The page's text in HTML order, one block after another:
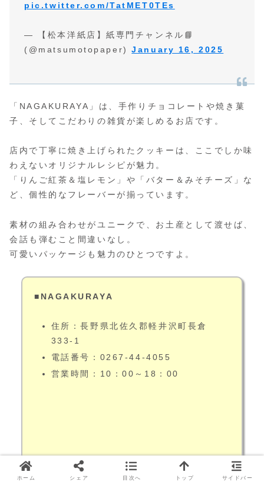
pic.twitter.com/TatMET0TEs
— 【松本洋紙店】紙専門チャンネル📘
(@matsumotopaper)January 16, 2025
「NAGAKURAYA」は、手作りチョコレートや焼き菓
子、そしてこだわりの雑貨が楽しめるお店です。
店内で丁寧に焼き上げられたクッキーは、ここでしか味
わえないオリジナルレシピが魅力。
「りんご紅茶＆塩レモン」や「バター＆みそチーズ」な
ど、個性的なフレーバーが揃っています。
素材の組み合わせがユニークで、お土産として渡せば、
会話も弾むこと間違いなし。
可愛いパッケージも魅力のひとつですよ。
■NAGAKURAYA
住所：長野県北佐久郡軽井沢町長倉
333-1
電話番号：0267-44-4055
営業時間：10：00～18：00
ホーム シェア 目次へ トップ サイドバー